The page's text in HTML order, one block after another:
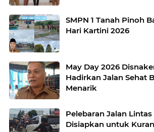
SMPN 1 Tanah Pinoh
Hari Kartini 2026
May Day 2026
Hadirkan Jalan Sehat
Menarik
Pelebaran Jalan
Disiapkan untuk